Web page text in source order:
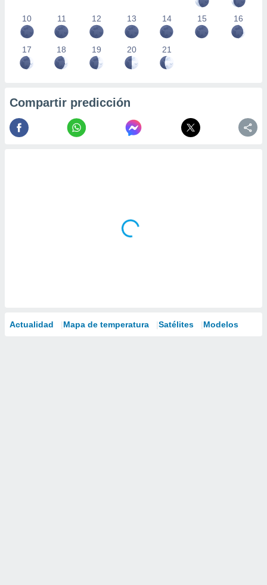
10 11 12 13 14 15 16
17 18 19 20 21
Compartir predicción
Actualidad Mapa de temperatura Satélites Modelos